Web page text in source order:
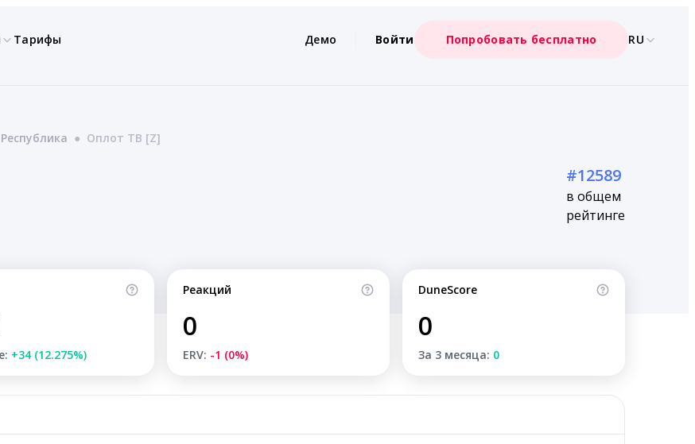
Тарифы Демо Войти Попробовать бесплатно RU
● Оплот ТВ [Z]
#12589
в общем
рейтинге
+34 (12.275%)
Реакций
0
ERV: -1 (0%)
DuneScore
0
За 3 месяца: 0